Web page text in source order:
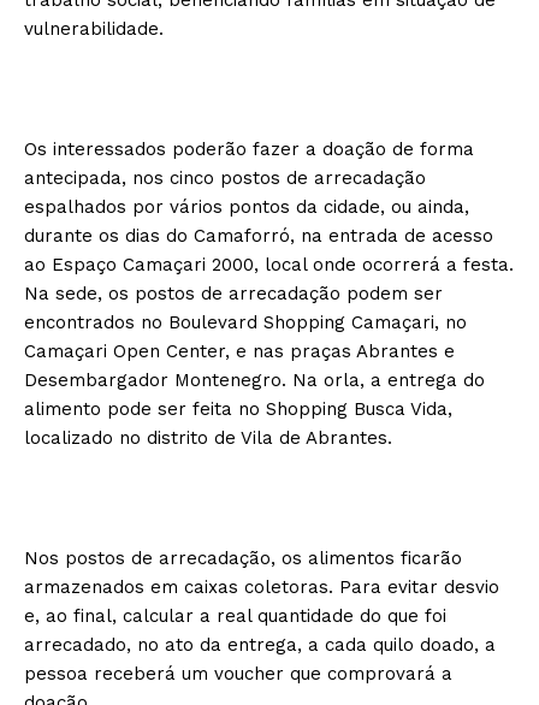
vulnerabilidade.
Os interessados poderão fazer a doação de forma
antecipada, nos cinco postos de arrecadação
espalhados por vários pontos da cidade, ou ainda,
durante os dias do Camaforró, na entrada de acesso
ao Espaço Camaçari 2000, local onde ocorrerá a festa.
Na sede, os postos de arrecadação podem ser
encontrados no Boulevard Shopping Camaçari, no
Camaçari Open Center, e nas praças Abrantes e
Desembargador Montenegro. Na orla, a entrega do
alimento pode ser feita no Shopping Busca Vida,
localizado no distrito de Vila de Abrantes.
Nos postos de arrecadação, os alimentos ficarão
armazenados em caixas coletoras. Para evitar desvio
e, ao final, calcular a real quantidade do que foi
arrecadado, no ato da entrega, a cada quilo doado, a
pessoa receberá um voucher que comprovará a